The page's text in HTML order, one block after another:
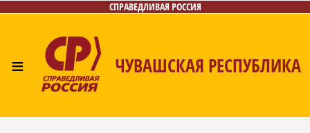
СПРАВЕДЛИВАЯ РОССИЯ
≡ ЧУВАШСКАЯ РЕСПУБЛИКА